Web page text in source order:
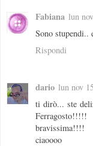
Fabiana lun
Sono stupendi..
Rispondi
dario lun nov
ti dirò... ste
Ferragosto!!!!!
bravissima!!!!
ciaoooo